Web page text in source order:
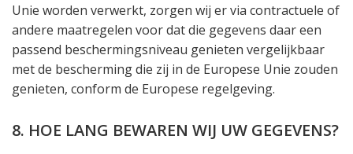
Unie worden verwerkt, zorgen wij er via contractuele of
andere maatregelen voor dat die gegevens daar een
passend beschermingsniveau genieten vergelijkbaar
met de bescherming die zij in de Europese Unie zouden
genieten, conform de Europese regelgeving.
8. HOE LANG BEWAREN WIJ UW GEGEVENS?